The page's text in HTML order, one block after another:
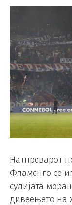
Натпреварот
Фламенго се
судијата
дивеењето на